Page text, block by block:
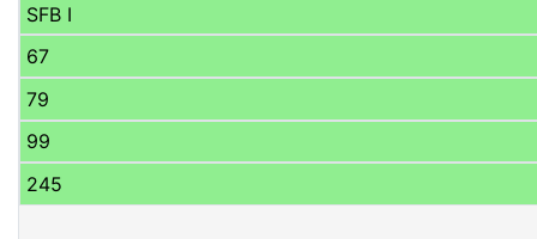
SFB I
67
79
99
245